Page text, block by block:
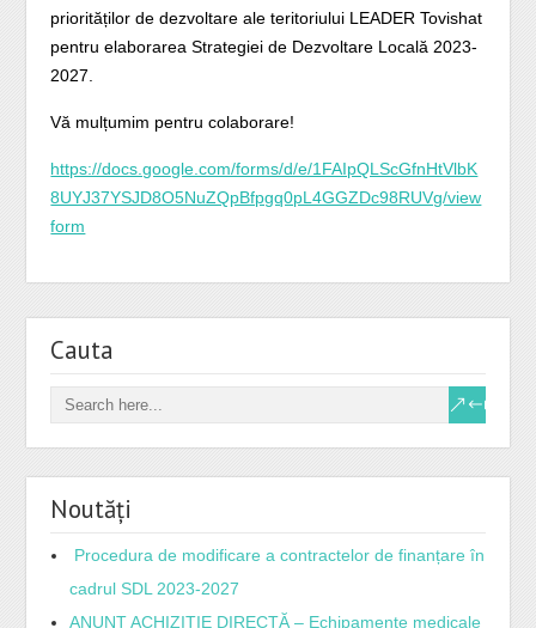
priorităților de dezvoltare ale teritoriului LEADER Tovishat
pentru elaborarea Strategiei de Dezvoltare Locală 2023-
2027.
Vă mulțumim pentru colaborare!
https://docs.google.com/forms/d/e/1FAIpQLScGfnHtVlbK
8UYJ37YSJD8O5NuZQpBfpgq0pL4GGZDc98RUVg/view
form
Cauta
Noutăți
Procedura de modificare a contractelor de finanțare în
cadrul SDL 2023-2027
ANUNȚ ACHIZIȚIE DIRECTĂ – Echipamente medicale